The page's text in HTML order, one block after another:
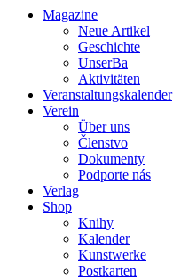
Magazine
Neue Artikel
Geschichte
UnserBa
Aktivitäten
Veranstaltungskalender
Verein
Über uns
Členstvo
Dokumenty
Podporte nás
Verlag
Shop
Knihy
Kalender
Kunstwerke
Postkarten